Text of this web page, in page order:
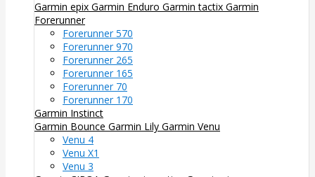
Garmin epix Garmin Enduro Garmin tactix Garmin
Forerunner
Forerunner 570
Forerunner 970
Forerunner 265
Forerunner 165
Forerunner 70
Forerunner 170
Garmin Instinct
Garmin Bounce Garmin Lily Garmin Venu
Venu 4
Venu X1
Venu 3